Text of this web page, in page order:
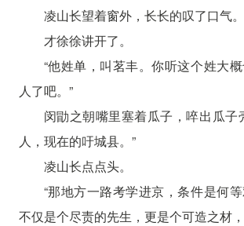
凌山长望着窗外，长长的叹了口气。
才徐徐讲开了。
“他姓单，叫茗丰。你听这个姓大
人了吧。”
闵勖之朝嘴里塞着瓜子，啐出瓜子
人，现在的吁城县。”
凌山长点点头。
“那地方一路考学进京，条件是何
不仅是个尽责的先生，更是个可造之材